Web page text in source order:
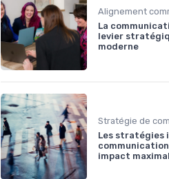
La
levier
moderne
Les stratégies
impact maximal